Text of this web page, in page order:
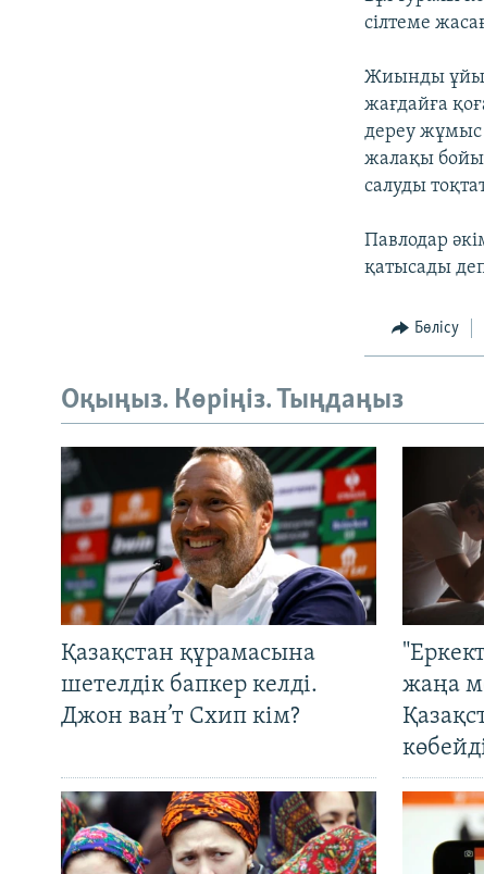
сілтеме
Жиынды
жағдайға
дереу жұмыс
жалақы
салуды
Павлодар
қатысады
Бөлісу
Оқыңыз. Көріңіз. Тыңдаңыз
Қазақстан құрамасына
шетелдік бапкер келді.
Джон ван’т Схип кім?
жаңа